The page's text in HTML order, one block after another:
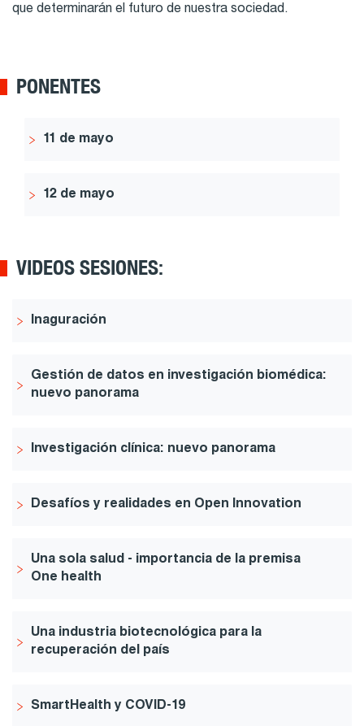
que determinarán el futuro de nuestra sociedad.
PONENTES
11 de mayo
12 de mayo
VIDEOS SESIONES:
Inaguración
Gestión de datos en investigación biomédica:
nuevo panorama
Investigación clínica: nuevo panorama
Desafíos y realidades en Open Innovation
Una sola salud - importancia de la premisa
One health
Una industria biotecnológica para la
recuperación del país
SmartHealth y COVID-19